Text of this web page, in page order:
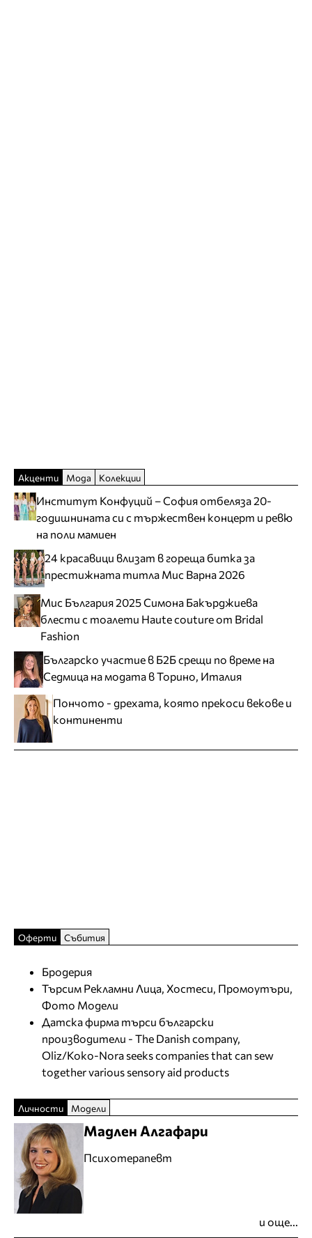
Акценти Мода Колекции
Институт Конфуций – София отбеляза 20-
годишнината си с тържествен концерт и ревю
на поли мамиен
24 красавици влизат в гореща битка за
престижната титла Мис Варна 2026
Мис България 2025 Симона Бакърджиева
блести с тоалети Haute couture от Bridal
Fashion
Българско участие в Б2Б срещи по време на
Седмица на модата в Торино, Италия
Пончото - дрехата, която прекоси векове и
континенти
Оферти Събития
Бродерия
Търсим Рекламни Лица, Хостеси, Промоутъри,
Фото Модели
Датска фирма търси български
производители - The Danish company,
Oliz/Koko-Nora seeks companies that can sew
together various sensory aid products
Личности Модели
Мадлен Алгафари
Психотерапевт
и още...